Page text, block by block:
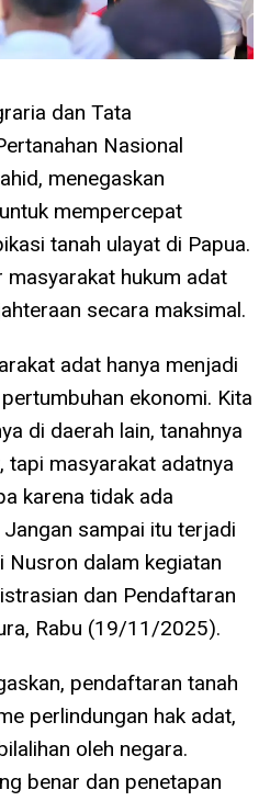
dan Tata
Nasional
menegaskan
mempercepat
tanah ulayat di Papua.
masyarakat hukum adat
secara maksimal.
adat hanya menjadi
ekonomi. Kita
di daerah lain, tanahnya
tapi masyarakat adatnya
karena tidak ada
sampai itu terjadi
Nusron dalam kegiatan
dan Pendaftaran
Rabu (19/11/2025).
pendaftaran tanah
perlindungan hak adat,
oleh negara.
benar dan penetapan